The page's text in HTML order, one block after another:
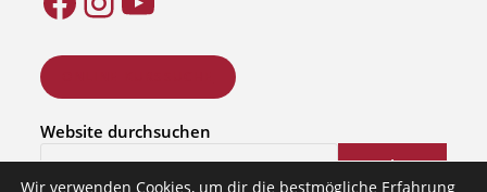
Website durchsuchen
Suchen
Wir verwenden Cookies, um dir die bestmögliche Erfahrung